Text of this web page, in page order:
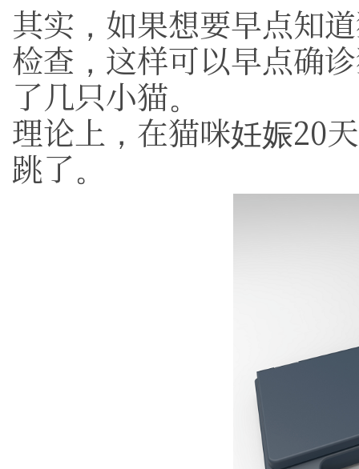
其实，如果想要早点知
检查，这样可以早点确
了几只小猫。
理论上，在猫咪妊娠20
跳了。